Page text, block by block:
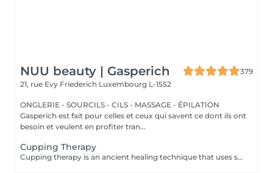
NUU beauty | Gasperich
379
21, rue Evy Friederich Luxembourg L-1552
ONGLERIE - SOURCILS - CILS - MASSAGE - ÉPILATION
Gasperich est fait pour celles et ceux qui savent ce dont ils ont
besoin et veulent en profiter tran...
Cupping Therapy
Cupping therapy is an ancient healing technique that uses special cups to create gentle suction on the skin. This suction promotes blood flow, relieves muscle tension, reduces inflammation, and supports deep relaxation. The treatment can help release toxins, improve circulation, and ease chronic pain or stiffness. *Please note that cupping therapy could just be added to a massage service with includes back massage.